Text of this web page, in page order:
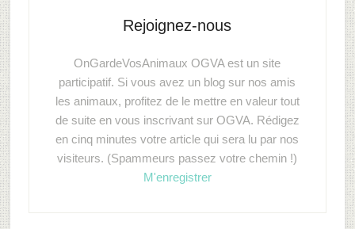
Rejoignez-nous
OnGardeVosAnimaux OGVA est un site
participatif. Si vous avez un blog sur nos amis
les animaux, profitez de le mettre en valeur tout
de suite en vous inscrivant sur OGVA. Rédigez
en cinq minutes votre article qui sera lu par nos
visiteurs. (Spammeurs passez votre chemin !)
M'enregistrer